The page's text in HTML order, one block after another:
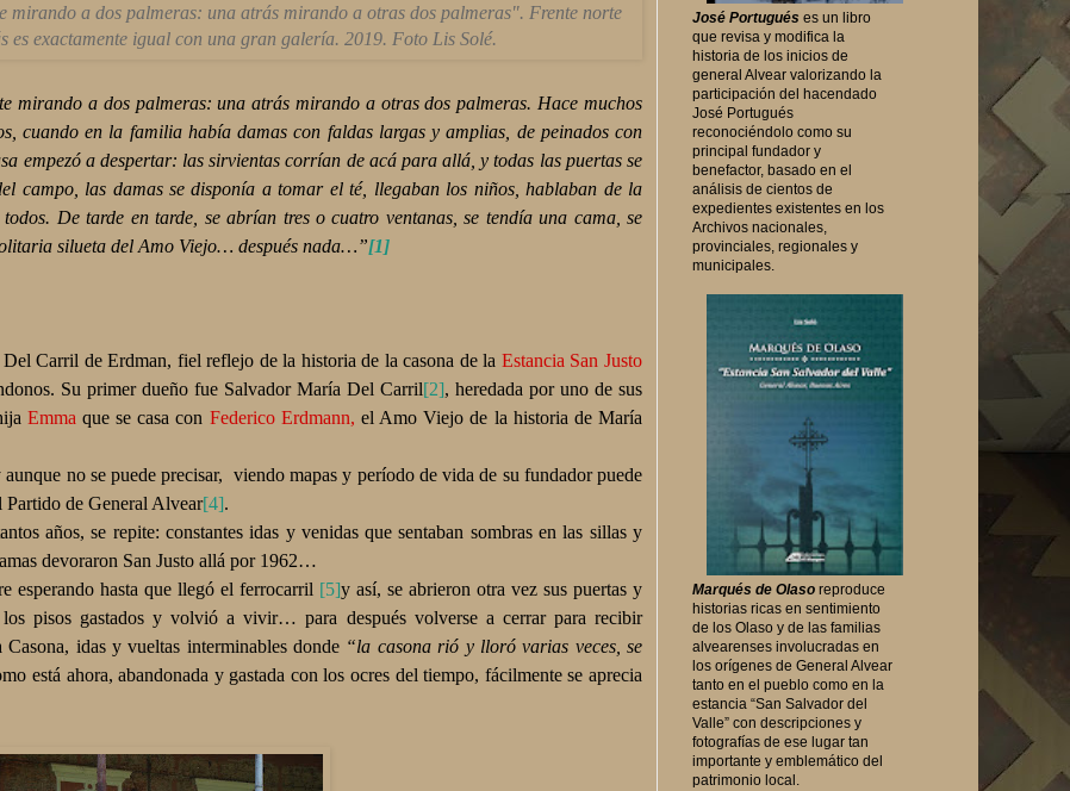
mirando a dos palmeras: una atrás mirando a otras dos palmeras". Frente norte
es exactamente igual con una gran galería. 2019. Foto Lis Solé.
a dos palmeras: una atrás mirando a otras dos palmeras. Hace muchos
cuando en la familia había damas con faldas largas y amplias, de peinados con
empezó a despertar: las sirvientas corrían de acá para allá, y todas las puertas se
campo, las damas se disponía a tomar el té, llegaban los niños, hablaban de la
De tarde en tarde, se abrían tres o cuatro ventanas, se tendía una cama, se
silueta del Amo Viejo… después nada…”[1]
Carril de Erdman, fiel reflejo de la historia de la casona de la Estancia San Justo
Su primer dueño fue Salvador María Del Carril[2], heredada por uno de sus
Emma que se casa con Federico Erdmann, el Amo Viejo de la historia de María
no se puede precisar, viendo mapas y período de vida de su fundador puede
Partido de General Alvear[4].
años, se repite: constantes idas y venidas que sentaban sombras en las sillas y
devoraron San Justo allá por 1962…
hasta que llegó el ferrocarril [5]y así, se abrieron otra vez sus puertas y
pisos gastados y volvió a vivir… para después volverse a cerrar para recibir
idas y vueltas interminables donde “la casona rió y lloró varias veces, se
está ahora, abandonada y gastada con los ocres del tiempo, fácilmente se aprecia
José Portugués es un libro
que revisa y modifica la
historia de los inicios de
general Alvear valorizando la
participación del hacendado
José Portugués
reconociéndolo como su
principal fundador y
benefactor, basado en el
análisis de cientos de
expedientes existentes en los
Archivos nacionales,
provinciales, regionales y
municipales.
Marqués de Olaso reproduce
historias ricas en sentimiento
de los Olaso y de las familias
alvearenses involucradas en
los orígenes de General Alvear
tanto en el pueblo como en la
estancia “San Salvador del
Valle” con descripciones y
fotografías de ese lugar tan
importante y emblemático del
patrimonio local.